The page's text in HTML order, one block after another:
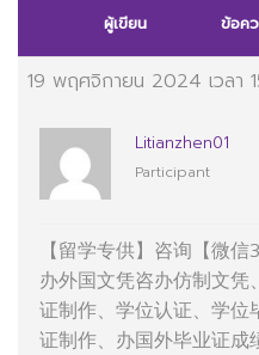
ผู้เขียน ข้อค
19 พฤศจิกายน 2024 เวลา
Litianzhen01
Participant
【留学专供】咨询【微
办外国文凭咨办仿制文
证制作、学位认证、学位
证制作、办国外毕业证